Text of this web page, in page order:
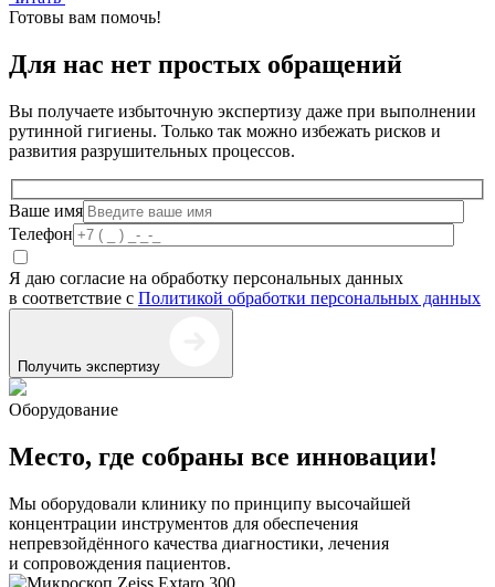
Готовы вам помочь!
Для нас нет простых обращений
Вы получаете избыточную экспертизу даже при выполнении
рутинной гигиены. Только так можно избежать рисков и
развития разрушительных процессов.
Ваше имя
Телефон
Я даю согласие на обработку персональных данных
в соответствие с Политикой обработки персональных данных
Получить экспертизу
Оборудование
Место, где собраны все инновации!
Мы оборудовали клинику по принципу высочайшей
концентрации инструментов для обеспечения
непревзойдённого качества диагностики, лечения
и сопровождения пациентов.